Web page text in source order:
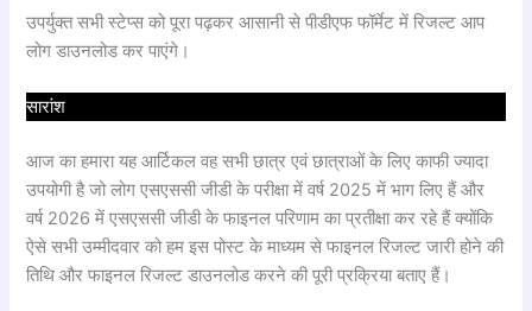
उपर्युक्त सभी स्टेप्स को पूरा पढ़कर आसानी से पीडीएफ फॉर्मेट में रिजल्ट आप
लोग डाउनलोड कर पाएंगे।
सारांश
आज का हमारा यह आर्टिकल वह सभी छात्र एवं छात्राओं के लिए काफी ज्यादा
उपयोगी है जो लोग एसएससी जीडी के परीक्षा में वर्ष 2025 में भाग लिए हैं और
वर्ष 2026 में एसएससी जीडी के फाइनल परिणाम का प्रतीक्षा कर रहे हैं क्योंकि
ऐसे सभी उम्मीदवार को हम इस पोस्ट के माध्यम से फाइनल रिजल्ट जारी होने की
तिथि और फाइनल रिजल्ट डाउनलोड करने की पूरी प्रक्रिया बताए हैं।